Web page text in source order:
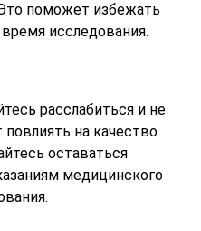
поможет избежать
исследования.
расслабиться и не
на качество
оставаться
медицинского